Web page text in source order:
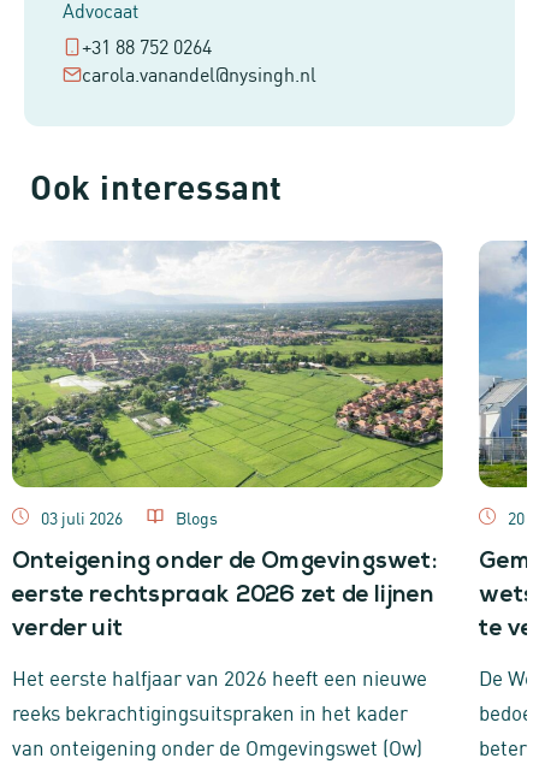
Advocaat
+31 88 752 0264
carola.vanandel@nysingh.nl
Ook interessant
03 juli 2026
Blogs
Onteigening onder de Omgevingswet:
eerste rechtspraak 2026 zet de lijnen
verder uit
Het eerste halfjaar van 2026 heeft een nieuwe
reeks bekrachtigingsuitspraken in het kader
van onteigening onder de Omgevingswet (Ow)
20
te
De
beter